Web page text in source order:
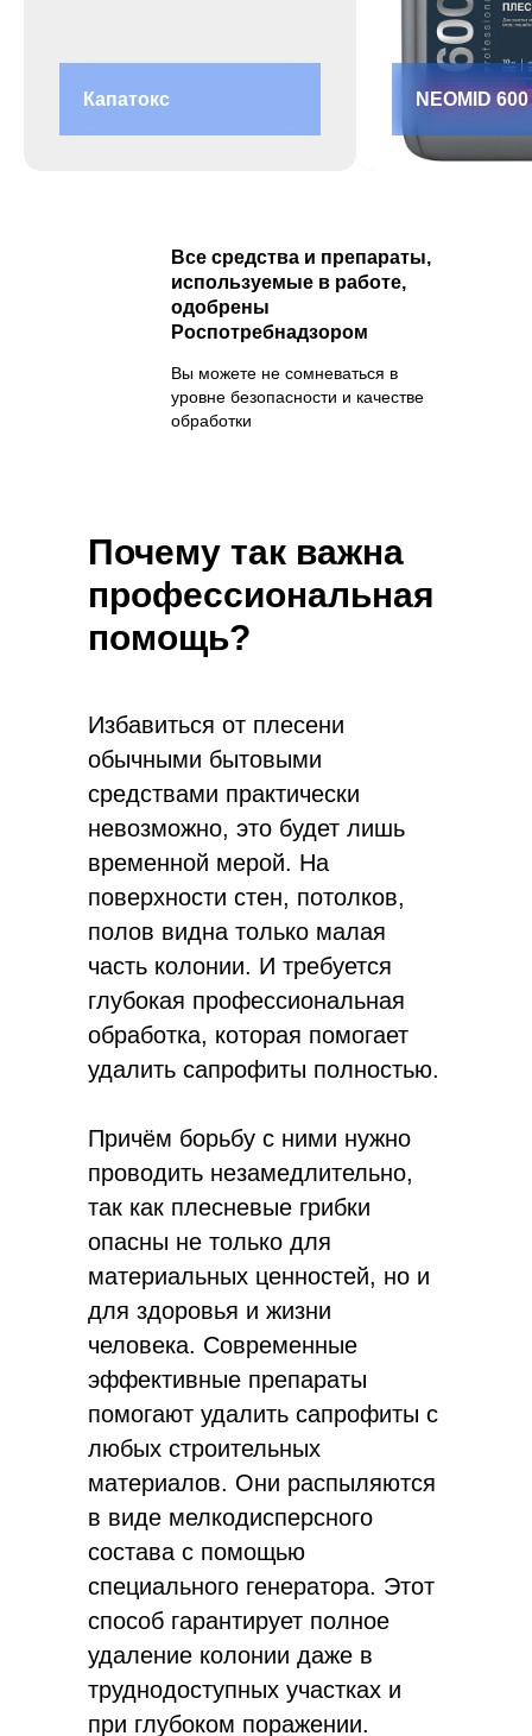
Капатокс NEOMID 600
Все средства и препараты,
используемые в работе,
одобрены
Роспотребнадзором
Вы можете не сомневаться в
уровне безопасности и качестве
обработки
Почему так важна
профессиональная
помощь?
Избавиться от плесени
обычными бытовыми
средствами практически
невозможно, это будет лишь
временной мерой. На
поверхности стен, потолков,
полов видна только малая
часть колонии. И требуется
глубокая профессиональная
обработка, которая помогает
удалить сапрофиты полностью.
Причём борьбу с ними нужно
проводить незамедлительно,
так как плесневые грибки
опасны не только для
материальных ценностей, но и
для здоровья и жизни
человека. Современные
эффективные препараты
помогают удалить сапрофиты с
любых строительных
материалов. Они распыляются
в виде мелкодисперсного
состава с помощью
специального генератора. Этот
способ гарантирует полное
удаление колонии даже в
труднодоступных участках и
при глубоком поражении.